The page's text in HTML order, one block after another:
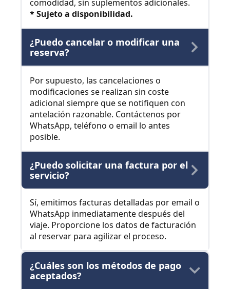
comodidad, sin suplementos adicionales.
* Sujeto a disponibilidad.
¿Puedo cancelar o modificar una
reserva?
Por supuesto, las cancelaciones o
modificaciones se realizan sin coste
adicional siempre que se notifiquen con
antelación razonable. Contáctenos por
WhatsApp, teléfono o email lo antes
posible.
¿Puedo solicitar una factura por el
servicio?
Sí, emitimos facturas detalladas por email o
WhatsApp inmediatamente después del
viaje. Proporcione los datos de facturación
al reservar para agilizar el proceso.
¿Cuáles son los métodos de pago
aceptados?